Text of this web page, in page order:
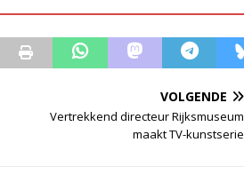
VOLGENDE
Vertrekkend directeur Rijksmuseum
maakt TV-kunstserie